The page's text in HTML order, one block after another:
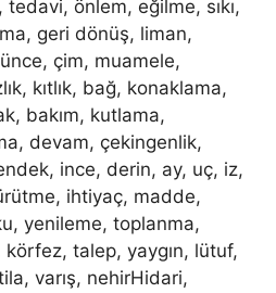
önlem, eğilme, sıkı,
geri dönüş, liman,
çim, muamele,
kıtlık, bağ, konaklama,
bakım, kutlama,
devam, çekingenlik,
ince, derin, ay, uç, iz,
ihtiyaç, madde,
yenileme, toplanma,
talep, yaygın, lütuf,
varış, nehirHidari,